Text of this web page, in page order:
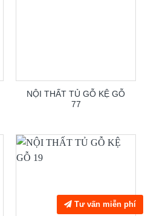
NỘI THẤT TỦ GỖ KỆ GỖ
77
Tư vấn miễn phí